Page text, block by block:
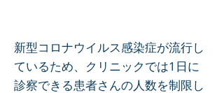
新型コロナウイルス感染症が流行し
ているため、クリニックでは1日に
診察できる患者さんの人数を制限し